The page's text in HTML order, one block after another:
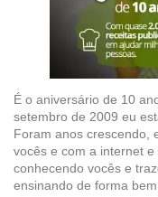
É o aniversário de 10
setembro de 2009 eu
Foram anos crescendo,
vocês e com a internet
conhecendo vocês e
ensinando de forma bem